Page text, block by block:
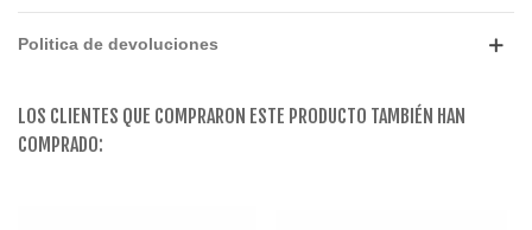
Politica de devoluciones
LOS CLIENTES QUE COMPRARON ESTE PRODUCTO TAMBIÉN HAN
COMPRADO: